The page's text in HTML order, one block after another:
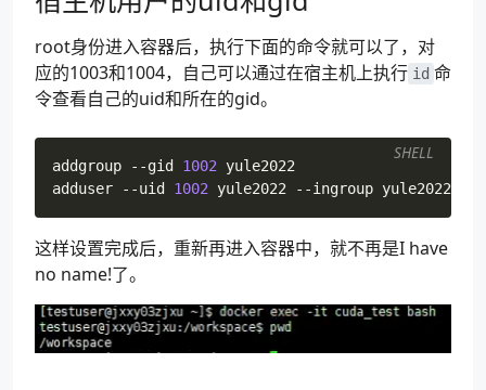
root身份进入容器后，执行下面的命令就可以了，对
应的1003和1004，自己可以通过在宿主机上执行 id 命
令查看自己的uid和所在的gid。
addgroup --gid 1002
adduser --uid 1002
SHELL
这样设置完成后，重新再进入容器中，就不再是I have
no name!了。